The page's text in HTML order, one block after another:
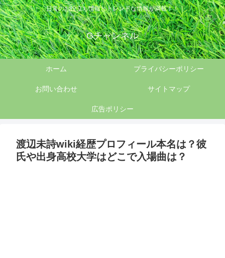
日常のお役立ち情報とトレンドな情報が満載！！
Gチャンネル
ホーム プライバシーポリシー
お問い合わせ サイトマップ
広告ポリシー
渡辺未詩wiki経歴プロフィール本名は？彼
氏や出身高校大学はどこで入場曲は？